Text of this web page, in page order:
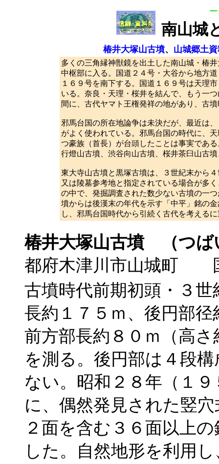
南山
椿井大塚山古墳、 山城郷土
多くの三角縁神獣鏡を出土した南山城・椿
中枢部に入る。国道２４号・大谷から地方
１６９号を南下する。国道１６９号は天理
いる。奈良・天理・桜井を結んで、もう一
間に、古代ヤマト王権発祥の地があり、古
邪馬台国の所在地論争は未決だが、最近は
がよく使われている。邪馬台国の時代に、
つ豪族（首長）が台頭したことは事実であ
行燈山古墳、渋谷向山古墳、桜井茶臼山古
東大寺山古墳と黒塚古墳は、３世紀末から
又は陵墓参考地と指定されている場合が多
の中で、発掘調査された数少ない古墳の一
墳からは後漢末の年代を示す「中平」銘の
し、邪馬台国時代から引続く古代を考える
椿井大塚山古墳（つば
都府木津川市山城町
古墳時代前期初頭・３
長約１７５ｍ、後円部
前方部長約８０ｍ（高
を測る。後円部は４段
ない。昭和２８年（１
に、偶然発見された竪
２面を含む３６面以上
した。自然地形を利用